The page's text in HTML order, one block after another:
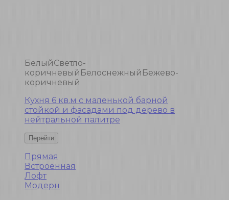
БелыйСветло-
коричневый Белоснежный Бежево-
коричневый
Кухня 6 кв.м с маленькой барной
стойкой и фасадами под дерево в
нейтральной палитре
Прямая
Встроенная
Лофт
Модерн